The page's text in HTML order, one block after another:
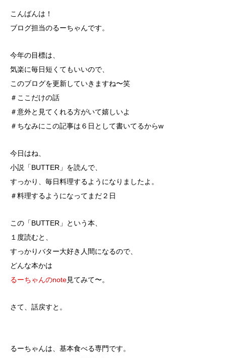
こんばんは！
ブログ担当のるーちゃんです。
今年の目標は、
気楽に毎日短くてもいいので、
このブログを更新していきますね〜笑
＃ここだけの話
＃意外と見てくれる方がいて嬉しいよ
＃ちなみにこの記事は６日として書いてるからw
今日はね、
小説「BUTTER」を読んで、
すっかり、毎日料理するようになりましたよ。
＃料理するようになってまだ２日
この「BUTTER」という本、
１度読むと、
すっかりバター大好き人間になるので、
どんな本かは
るーちゃんのnote見てみて〜。
さて、話戻すと。
るーちゃんは、基本食べる専門です。